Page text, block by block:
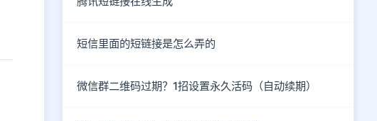
短信里面的短链接是怎么弄的
微信群二维码过期？1招设置永久活码（自动续期）